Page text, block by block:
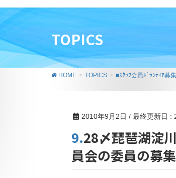
TOPICS
HOME TOPICS ■ｽﾀｯﾌ会員ﾎﾞﾗﾝﾃｨｱ募集
2010年9月2日 / 最終更新日 :
9.28〆琵琶湖淀川の流域管理に関する検討委
員会の委員の募集